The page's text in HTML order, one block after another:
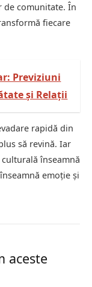
de comunitate. În
fiecare
Previziuni
și Relații
rapidă din
să revină. Iar
înseamnă
emoție și
aceste